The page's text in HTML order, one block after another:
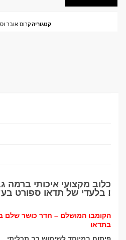
קטגוריהקרוס אובר
כלוב מקצועי איכותי ברמה
בלעדי של תדאו ספורט בע"מ !
בתדאו
פיתוח במיוחד לשימוש רב תכליתי.